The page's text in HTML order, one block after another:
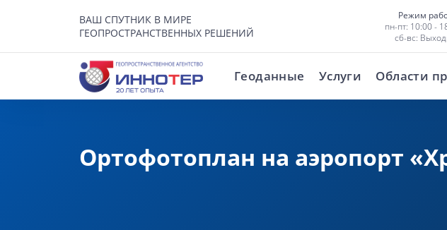
ВАШ СПУТНИК В МИРЕ
ГЕОПРОСТРАНСТВЕННЫХ РЕШЕНИЙ
Режим
пн-пт: 10:00 -
сб-вс:
Геоданные Услуги Области
Ортофотоплан на аэропорт